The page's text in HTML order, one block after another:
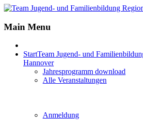
Main Menu
StartTeam Jugend- und
Hannover
Jahresprogramm download
Alle Veranstaltungen
Anmeldung